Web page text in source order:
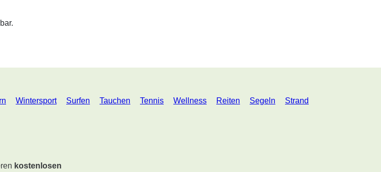
Wintersport Surfen Tauchen Tennis Wellness Reiten Segeln Strand
kostenlosen